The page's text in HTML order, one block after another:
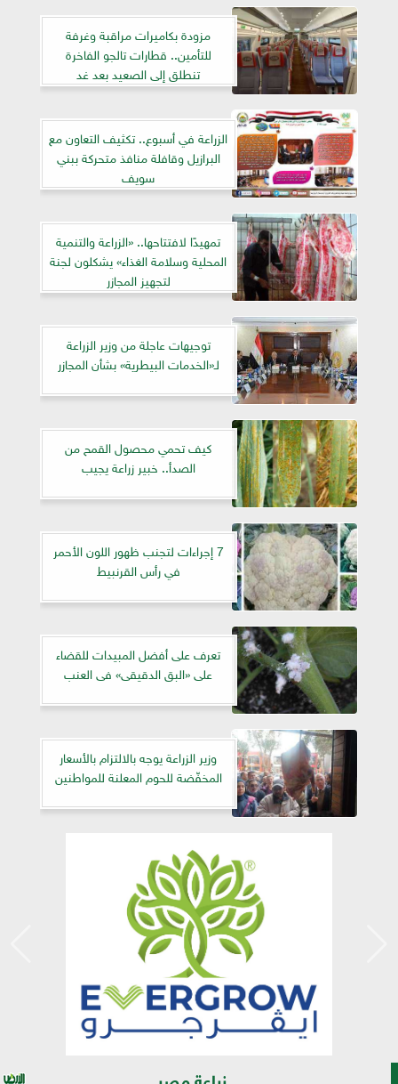
مزودة بكاميرات مراقبة وغرفة
للتأمين.. قطارات تالجو الفاخرة
تنطلق إلى الصعيد بعد غد
الزراعة في أسبوع.. تكثيف التعاون مع
البرازيل وقافلة منافذ متحركة ببني
سويف
تمهيدًا لافتتاحها.. «الزراعة والتنمية
المحلية وسلامة الغذاء» يشكلون لجنة
لتجهيز المجازر
توجيهات عاجلة من وزير الزراعة
لـ«الخدمات البيطرية» بشأن المجازر
كيف تحمي محصول القمح من
الصدأ.. خبير زراعة يجيب
7 إجراءات لتجنب ظهور اللون الأحمر
في رأس القرنبيط
تعرف على أفضل المبيدات للقضاء
على «البق الدقيقى» فى العنب
وزير الزراعة يوجه بالالتزام بالأسعار
المخفّضة للحوم المعلنة للمواطنين